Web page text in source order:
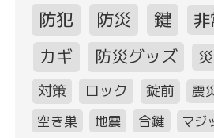
防犯 防災 鍵
カギ
防災グッズ
対策
ロック 錠前 震
空き巣
地震 合鍵
マジ